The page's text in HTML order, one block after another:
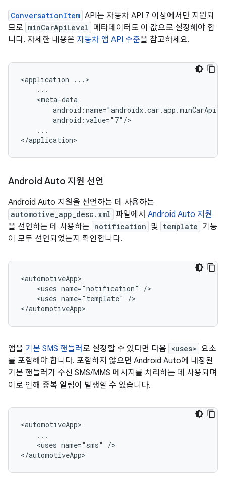
ConversationItem API는 자동차 API 7 이상에서만 지원되
므로 minCarApiLevel 메타데이터도 이 값으로 설정해야 합
니다. 자세한 내용은 자동차 앱 API 수준을 참고하세요.
<application
...
Android Auto 지원 선언
Android Auto 지원을 선언하는 데 사용하는
automotive_app_desc.xml 파일에서 Android Auto 지원
을 선언하는 데 사용하는 notification 및 template 기능
이 모두 선언되었는지 확인합니다.
<uses name="notification"
<uses name="template"
/>
앱을 기본 SMS 핸들러 로 설정할 수 있다면 다음 <uses> 요소
를 포함해야 합니다. 포함하지 않으면 Android Auto에 내장된
기본 핸들러가 수신 SMS/MMS 메시지를 처리하는 데 사용되며
이로 인해 중복 알림이 발생할 수 있습니다.
<uses name="sms"
/>